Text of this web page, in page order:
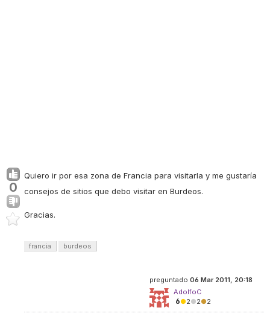
0
Quiero ir por esa zona de Francia para visitarla y me gustaría
consejos de sitios que debo visitar en Burdeos.
Gracias.
francia burdeos
preguntado 06 Mar 2011, 20:18
AdolfoC
6●2●2●2